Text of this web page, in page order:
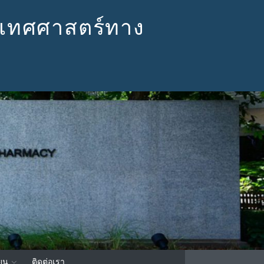
ศศาสตร์ทาง
น ติดต่อเรา